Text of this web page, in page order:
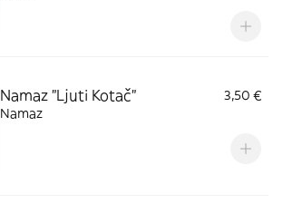
Namaz "Ljuti Kotač"
3,50 €
Namaz